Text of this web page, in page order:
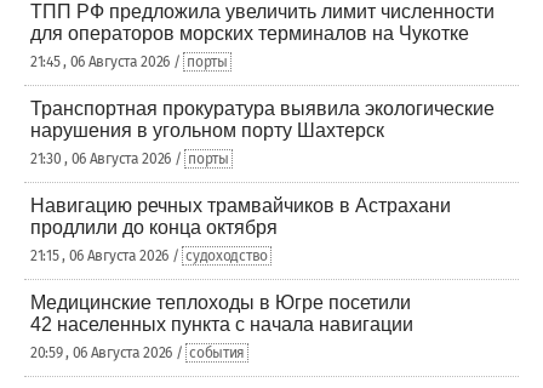
ТПП РФ предложила увеличить лимит численности
для операторов морских терминалов на Чукотке
21:45 , 06 Августа 2026 / порты
Транспортная прокуратура выявила экологические
нарушения в угольном порту Шахтерск
21:30 , 06 Августа 2026 / порты
Навигацию речных трамвайчиков в Астрахани
продлили до конца октября
21:15 , 06 Августа 2026 / судоходство
Медицинские теплоходы в Югре посетили
42 населенных пункта с начала навигации
20:59 , 06 Августа 2026 / события